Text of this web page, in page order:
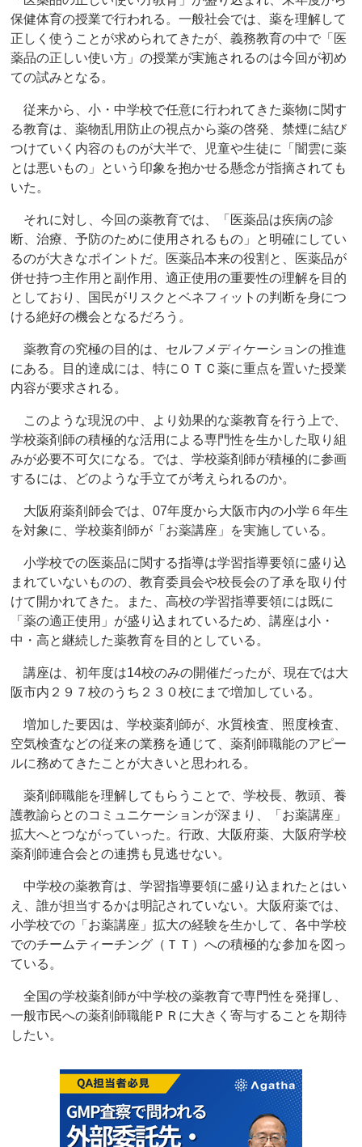
保健体育の授業で行われる。一般社会では、薬を理解して
正しく使うことが求められてきたが、義務教育の中で「医
薬品の正しい使い方」の授業が実施されるのは今回が初め
ての試みとなる。
従来から、小・中学校で任意に行われてきた薬物に関す
る教育は、薬物乱用防止の視点から薬の啓発、禁煙に結び
つけていく内容のものが大半で、児童や生徒に「闇雲に薬
とは悪いもの」という印象を抱かせる懸念が指摘されても
いた。
それに対し、今回の薬教育では、「医薬品は疾病の診
断、治療、予防のために使用されるもの」と明確にしてい
るのが大きなポイントだ。医薬品本来の役割と、医薬品が
併せ持つ主作用と副作用、適正使用の重要性の理解を目的
としており、国民がリスクとベネフィットの判断を身につ
ける絶好の機会となるだろう。
薬教育の究極の目的は、セルフメディケーションの推進
にある。目的達成には、特にＯＴＣ薬に重点を置いた授業
内容が要求される。
このような現況の中、より効果的な薬教育を行う上で、
学校薬剤師の積極的な活用による専門性を生かした取り組
みが必要不可欠になる。では、学校薬剤師が積極的に参画
するには、どのような手立てが考えられるのか。
大阪府薬剤師会では、07年度から大阪市内の小学６年生
を対象に、学校薬剤師が「お薬講座」を実施している。
小学校での医薬品に関する指導は学習指導要領に盛り込
まれていないものの、教育委員会や校長会の了承を取り付
けて開かれてきた。また、高校の学習指導要領には既に
「薬の適正使用」が盛り込まれているため、講座は小・
中・高と継続した薬教育を目的としている。
講座は、初年度は14校のみの開催だったが、現在では大
阪市内２９７校のうち２３０校にまで増加している。
増加した要因は、学校薬剤師が、水質検査、照度検査、
空気検査などの従来の業務を通じて、薬剤師職能のアピー
ルに務めてきたことが大きいと思われる。
薬剤師職能を理解してもらうことで、学校長、教頭、養
護教諭らとのコミュニケーションが深まり、「お薬講座」
拡大へとつながっていった。行政、大阪府薬、大阪府学校
薬剤師連合会との連携も見逃せない。
中学校の薬教育は、学習指導要領に盛り込まれたとはい
え、誰が担当するかは明記されていない。大阪府薬では、
小学校での「お薬講座」拡大の経験を生かして、各中学校
でのチームティーチング（ＴＴ）への積極的な参加を図っ
ている。
全国の学校薬剤師が中学校の薬教育で専門性を発揮し、
一般市民への薬剤師職能ＰＲに大きく寄与することを期待
したい。